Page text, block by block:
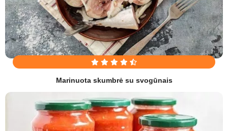
Marinuota skumbrė su svogūnais